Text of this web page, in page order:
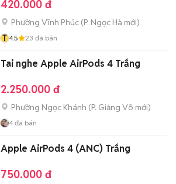
420.000 đ
Phường Vĩnh Phúc (P. Ngọc Hà mới)
T 4.5 23 đã bán
Tai nghe Apple AirPods 4 Trắng
2.250.000 đ
Phường Ngọc Khánh (P. Giảng Võ mới)
4 đã bán
Apple AirPods 4 (ANC) Trắng
750.000 đ